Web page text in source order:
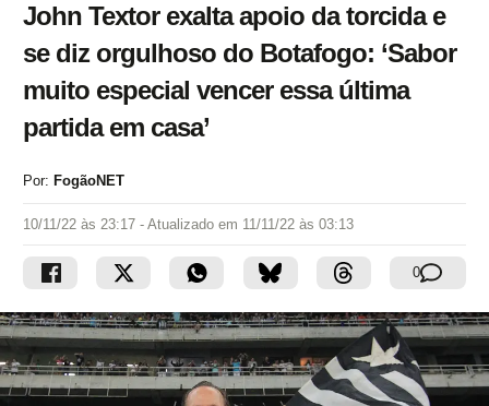
John Textor exalta apoio da torcida e
se diz orgulhoso do Botafogo: ‘Sabor
muito especial vencer essa última
partida em casa’
Por: FogãoNET
10/11/22 às 23:17 - Atualizado em 11/11/22 às 03:13
0